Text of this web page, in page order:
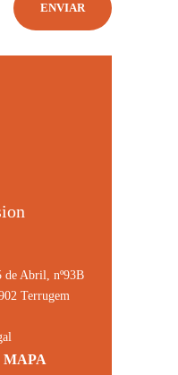
de Abril, nº93B
Terrugem
MAPA